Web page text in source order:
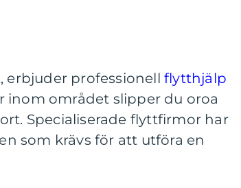
erbjuder professionell flytthjälp
inom området slipper du oroa
Specialiserade flyttfirmor har
som krävs för att utföra en